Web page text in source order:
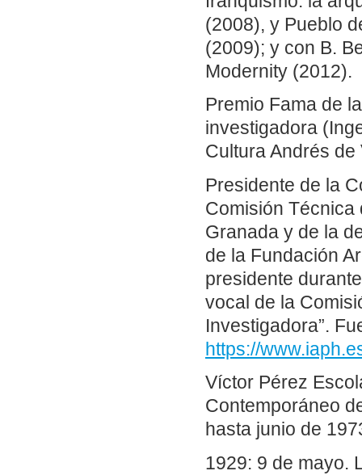
(2008), y Pueblo
(2009); y con B.
Modernity (2012).
Premio Fama de
investigadora
Cultura Andrés
Presidente de la
Comisión Técnica
Granada y de la
de la Fundación
presidente
vocal de la
Investigadora”.
https://
Víctor Pérez
Contemporáneo
hasta junio de
1929: 9 de mayo.